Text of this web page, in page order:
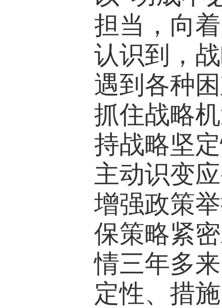
担当，向
认识到，
遇到各种
抓住战略
持战略坚
主动识变
增强政策
保策略紧
情三年多
定性、措